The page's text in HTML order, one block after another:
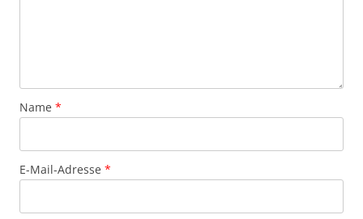
Name *
E-Mail-Adresse *